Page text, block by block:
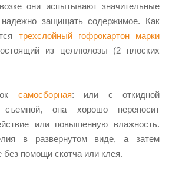
они испытывают значительные
защищать содержимое. Как
трехслойный гофрокартон марки
из целлюлозы (2 плоских
самосборная: или с откидной
она хорошо переносит
или повышенную влажность.
в развернутом виде, а затем
без помощи скотча или клея.